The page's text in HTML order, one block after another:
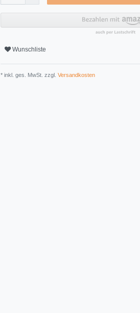
Wunschliste
* inkl. ges. MwSt. zzgl. Versandkosten